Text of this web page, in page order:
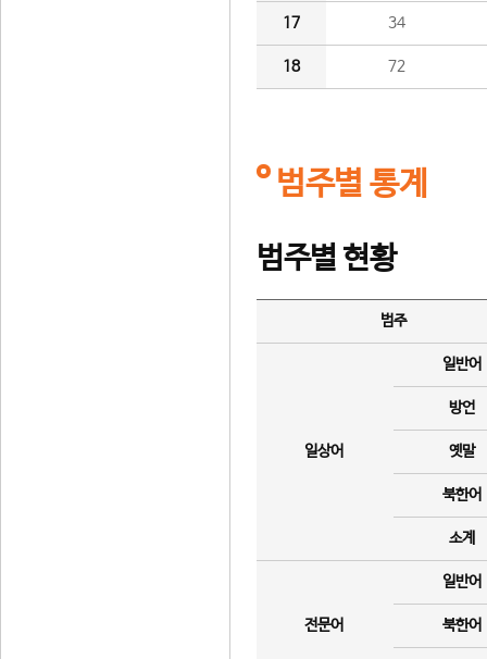
17 34
18 72
범주별 통계
범주별 현황
범주
일상어
일반어
방언
옛말
북한어
소계
전문어
일반어
북한어